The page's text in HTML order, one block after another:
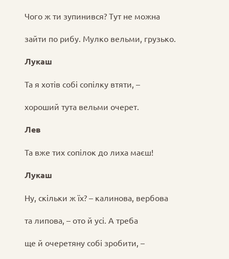
Чого ж ти зупинився? Тут не можна
зайти по рибу. Мулко вельми, грузько.
Лукаш
Та я хотів собі сопілку втяти, –
хороший тута вельми очерет.
Лев
Та вже тих сопілок до лиха маєш!
Лукаш
Ну, скільки ж їх? – калинова, вербова
та липова, – ото й усі. А треба
ще й очеретяну собі зробити, –